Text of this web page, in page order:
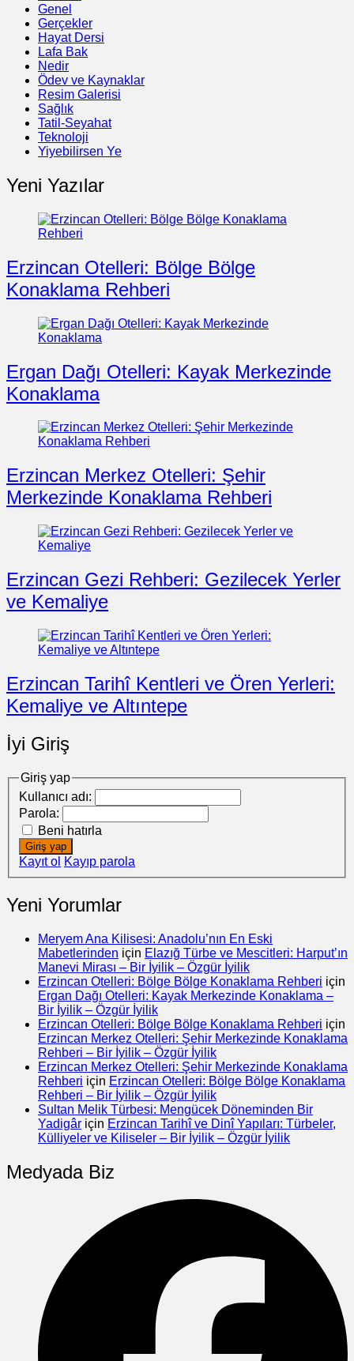
Genel
Gerçekler
Hayat Dersi
Lafa Bak
Nedir
Ödev ve Kaynaklar
Resim Galerisi
Sağlık
Tatil-Seyahat
Teknoloji
Yiyebilirsen Ye
Yeni Yazılar
Erzincan Otelleri: Bölge Bölge
Konaklama Rehberi
Ergan Dağı Otelleri: Kayak Merkezinde
Konaklama
Erzincan Merkez Otelleri: Şehir
Merkezinde Konaklama Rehberi
Erzincan Gezi Rehberi: Gezilecek Yerler
ve Kemaliye
Erzincan Tarihî Kentleri ve Ören Yerleri:
Kemaliye ve Altıntepe
İyi Giriş
Giriş yap
Kullanıcı adı:
Parola:
Beni hatırla
Giriş yap
Kayıt ol Kayıp parola
Yeni Yorumlar
Meryem Ana Kilisesi: Anadolu’nın En Eski
Mabetlerinden için Elazığ Türbe ve Mescitleri: Harput’ın
Manevi Mirası – Bir İyilik – Özgür İyilik
Erzincan Otelleri: Bölge Bölge Konaklama Rehberi için
Ergan Dağı Otelleri: Kayak Merkezinde Konaklama –
Bir İyilik – Özgür İyilik
Erzincan Otelleri: Bölge Bölge Konaklama Rehberi için
Erzincan Merkez Otelleri: Şehir Merkezinde Konaklama
Rehberi – Bir İyilik – Özgür İyilik
Erzincan Merkez Otelleri: Şehir Merkezinde Konaklama
Rehberi için Erzincan Otelleri: Bölge Bölge Konaklama
Rehberi – Bir İyilik – Özgür İyilik
Sultan Melik Türbesi: Mengücek Döneminden Bir
Yadigâr için Erzincan Tarihî ve Dinî Yapıları: Türbeler,
Külliyeler ve Kiliseler – Bir İyilik – Özgür İyilik
Medyada Biz